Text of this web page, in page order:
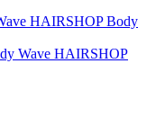
HAIRSHOP Body
HAIRSHOP